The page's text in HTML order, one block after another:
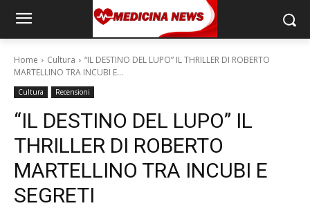
Home Cultura
“IL DESTINO DEL LUPO” IL THRILLER DI ROBERTO
MARTELLINO TRA INCUBI E...
Cultura Recensioni
“IL DESTINO DEL LUPO” IL
THRILLER DI ROBERTO
MARTELLINO TRA INCUBI E
SEGRETI